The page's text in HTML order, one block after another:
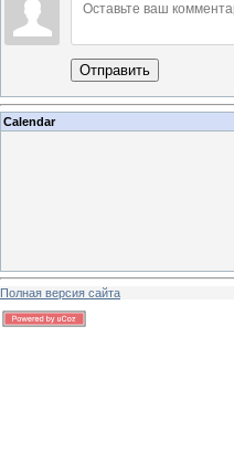
Отправить
Calendar
Полная версия сайта